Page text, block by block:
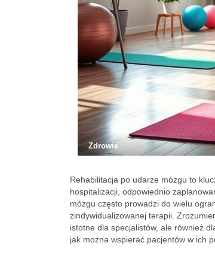
Zdrowie
Rehabilitacja po udarze mózgu to
hospitalizacji, odpowiednio
mózgu często prowadzi do wielu
zindywidualizowanej terapii.
istotne dla specjalistów, ale również
jak można wspierać pacjentów w ich